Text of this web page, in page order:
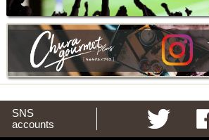
SNS
accounts